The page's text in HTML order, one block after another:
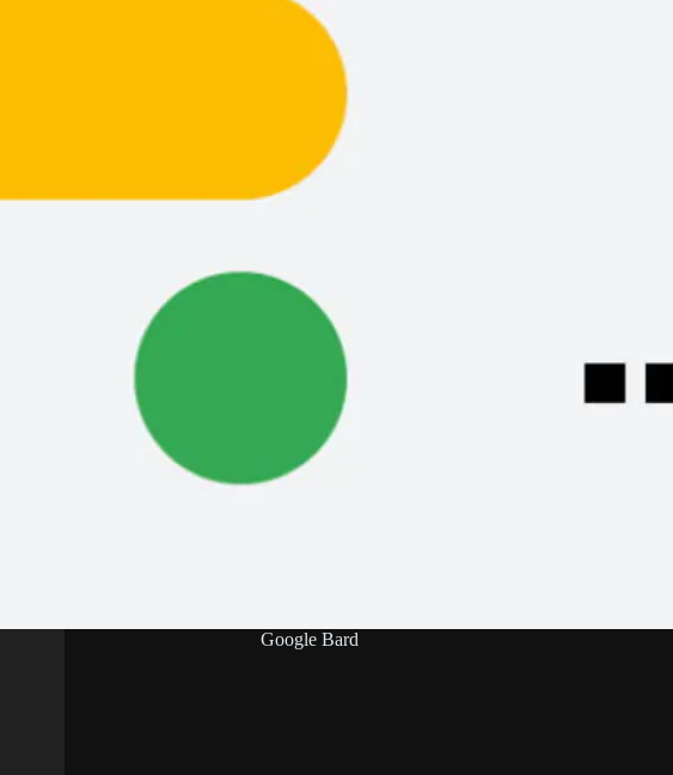
Google Bard